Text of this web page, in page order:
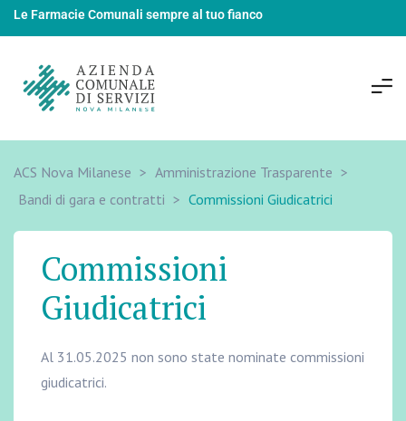
Le Farmacie Comunali sempre al tuo fianco
ACS Nova Milanese > Amministrazione Trasparente >
Bandi di gara e contratti > Commissioni Giudicatrici
Commissioni
Giudicatrici
Al 31.05.2025 non sono state nominate commissioni
giudicatrici.